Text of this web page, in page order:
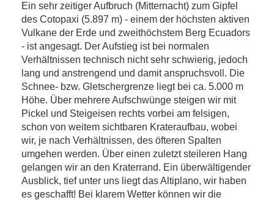
Ein sehr zeitiger Aufbruch (Mitternacht) zum Gipfel
des Cotopaxi (5.897 m) - einem der höchsten aktiven
Vulkane der Erde und zweithöchstem Berg Ecuadors
- ist angesagt. Der Aufstieg ist bei normalen
Verhältnissen technisch nicht sehr schwierig, jedoch
lang und anstrengend und damit anspruchsvoll. Die
Schnee- bzw. Gletschergrenze liegt bei ca. 5.000 m
Höhe. Über mehrere Aufschwünge steigen wir mit
Pickel und Steigeisen rechts vorbei am felsigen,
schon von weitem sichtbaren Krateraufbau, wobei
wir, je nach Verhältnissen, des öfteren Spalten
umgehen werden. Über einen zuletzt steileren Hang
gelangen wir an den Kraterrand. Ein überwältigender
Ausblick, tief unter uns liegt das Altiplano, wir haben
es geschafft! Bei klarem Wetter können wir die